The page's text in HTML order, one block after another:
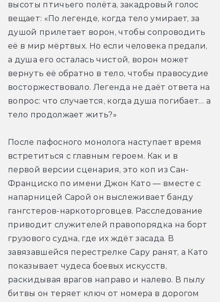
высоты птичьего полёта, закадровый голос
вещает: «По легенде, когда тело умирает, за
душой прилетает ворон, чтобы сопроводить
её в мир мёртвых. Но если человека предали,
а душа его осталась чистой, ворон может
вернуть её обратно в тело, чтобы правосудие
восторжествовало. Легенда не даёт ответа на
вопрос: что случается, когда душа погибает… а
тело продолжает жить?»
После пафосного монолога наступает время
встретиться с главным героем. Как и в
первой версии сценария, это коп из Сан-
Франциско по имени Джон Като — вместе с
напарницей Сарой он выслеживает банду
гангстеров-наркоторговцев. Расследование
приводит служителей правопорядка на борт
грузового судна, где их ждёт засада. В
завязавшейся перестрелке Сару ранят, а Като
показывает чудеса боевых искусств,
раскидывая врагов направо и налево. В пылу
битвы он теряет ключ от номера в дорогом